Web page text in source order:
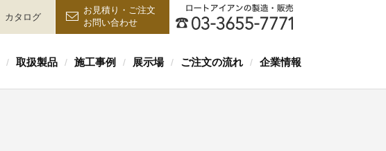
カタログ
お見積り・ご注文
お問い合わせ
/ 取扱製品 / 施工事例 / 展示場 / ご注文の流れ / 企業情報